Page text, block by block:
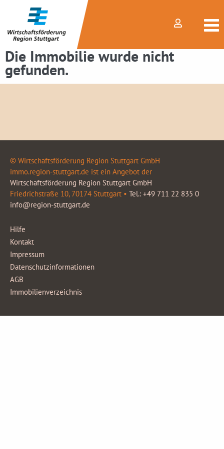
Die Immobilie wurde nicht
gefunden.
© Wirtschaftsförderung Region Stuttgart GmbH
immo.region-stuttgart.de ist ein Angebot der
Wirtschaftsförderung Region Stuttgart GmbH
Friedrichstraße 10, 70174 Stuttgart • Tel.: +49 711 22 835 0
info@region-stuttgart.de
Hilfe
Kontakt
Impressum
Datenschutzinformationen
AGB
Immobilienverzeichnis